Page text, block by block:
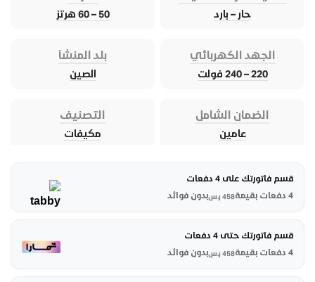
حار – بارد 50 – 60 هرتز
الجهد الكهربائي
220 – 240 فولت
بلد المنشأ
الصين
الضمان الشامل
عامين
التصنيف
مكيفات
قسم فاتورتك على 4 دفعات
4 دفعات بقيمة
458 ر.سبدون فوائد
قسم فاتورتك حتى 4 دفعات
4 دفعات بقيمة
458 ر.سبدون فوائد